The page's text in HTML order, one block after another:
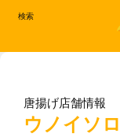
検索
唐揚げ店舗情報
ウノイソロ